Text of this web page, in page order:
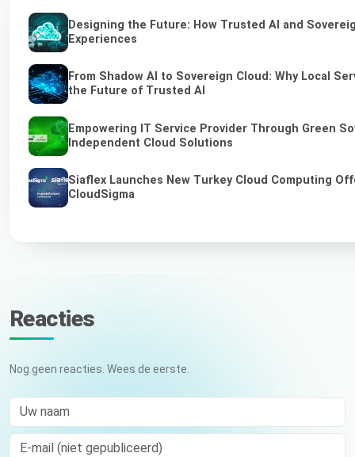
Designing the Future: How Trusted AI and
Experiences
From Shadow AI to Sovereign Cloud: Why Local
the Future of Trusted AI
Empowering IT Service Provider Through Green
Independent Cloud Solutions
Siaflex Launches New Turkey Cloud Computing
CloudSigma
Reacties
Nog geen reacties. Wees de eerste.
Uw naam
E-mail (niet gepubliceerd)